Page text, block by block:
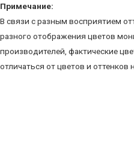
Примечание:
В связи с разным восприятием
разного отображения цветов
производителей, фактические
отличаться от цветов и оттенков